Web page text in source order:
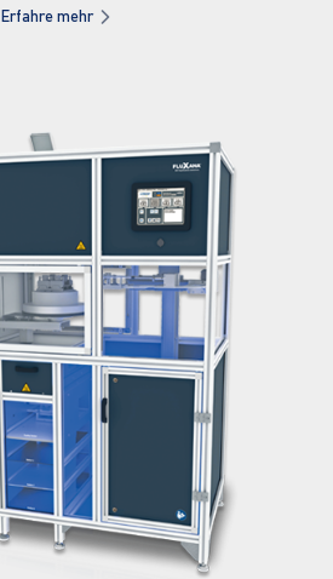
Erfahre mehr